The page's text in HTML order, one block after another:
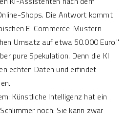
Shops. Die Antwort kommt
E-Commerce-Mustern
Umsatz auf etwa 50.000 Euro."
pure Spekulation. Denn die KI
echten Daten und erfindet
Künstliche Intelligenz hat ein
noch: Sie kann zwar